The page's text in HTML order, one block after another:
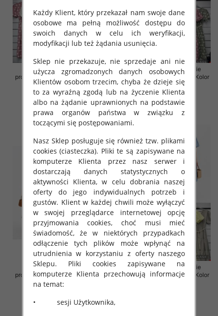
Sukienki damskie (Włoskie
produkt) Roz Standard, Mix Kolor
Paczka 5 szt
43.00 zł
szczegóły
Sukienki damskie (Włoskie
produkt) Roz Standard, Mix Kolor
Paczka 5 szt
43.00 zł
szczegóły
Sukienki damskie (Włoskie
produkt) Roz Standard, Mix Kolor
Paczka 5 szt
43.00 zł
szczegóły
Sukienki damskie (Włoskie
produkt) Roz Standard, Mix Kolor
Każdy Klient, który przekazał nam swoje dane
osobowe ma pełną możliwość dostępu do
swoich danych w celu ich weryfikacji,
modyfikacji lub też żądania usunięcia.
Sklep nie przekazuje, nie sprzedaje ani nie
użycza zgromadzonych danych osobowych
Klientów osobom trzecim, chyba że dzieje się
to za wyraźną zgodą lub na życzenie Klienta
albo na żądanie uprawnionych na podstawie
prawa organów państwa w związku z
toczącymi się postępowaniami.
Nasz Sklep posługuje się również tzw. plikami
cookies (ciasteczka). Pliki te są zapisywane na
komputerze Klienta przez nasz serwer i
dostarczają danych statystycznych o
aktywności Klienta, w celu dobrania naszej
oferty do jego indywidualnych potrzeb i
gustów. Klient w każdej chwili może wyłączyć
w swojej przeglądarce internetowej opcję
przyjmowania cookies, choć musi mieć
świadomość, że w niektórych przypadkach
odłączenie tych plików może wpłynąć na
utrudnienia w korzystaniu z oferty naszego
Sklepu. Pliki cookies zapisywane na
komputerze Klienta przechowują informacje
na temat:
• sesji Użytkownika,